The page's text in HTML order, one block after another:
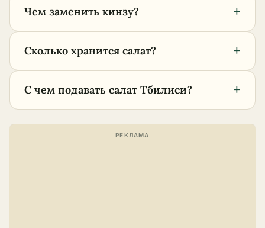
Чем заменить кинзу? +
Сколько хранится салат? +
С чем подавать салат Тбилиси? +